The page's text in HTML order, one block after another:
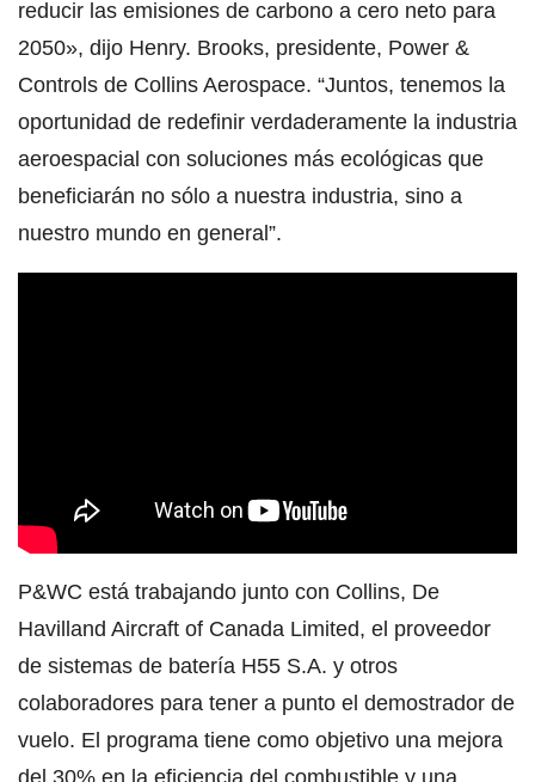
reducir las emisiones de carbono a cero neto para
2050», dijo Henry. Brooks, presidente, Power &
Controls de Collins Aerospace. “Juntos, tenemos la
oportunidad de redefinir verdaderamente la industria
aeroespacial con soluciones más ecológicas que
beneficiarán no sólo a nuestra industria, sino a
nuestro mundo en general”.
P&WC está trabajando junto con Collins, De
Havilland Aircraft of Canada Limited, el proveedor
de sistemas de batería H55 S.A. y otros
colaboradores para tener a punto el demostrador de
vuelo. El programa tiene como objetivo una mejora